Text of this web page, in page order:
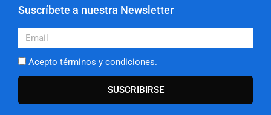
Suscríbete a nuestra Newsletter
Email
Acepto términos y condiciones.
SUSCRIBIRSE